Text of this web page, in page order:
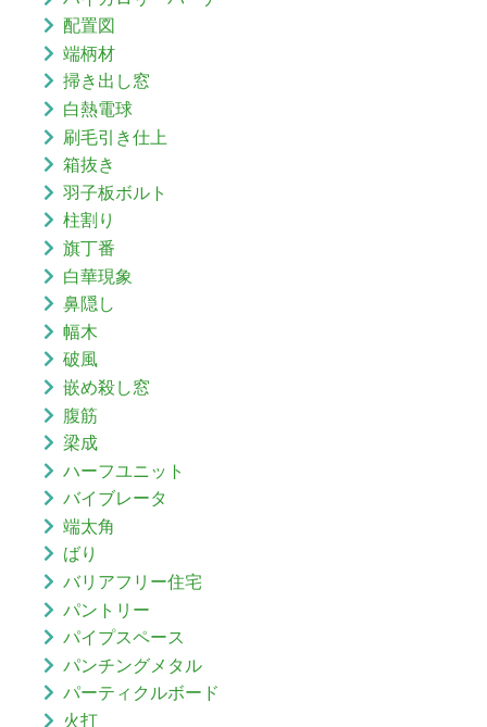
配置図
端柄材
掃き出し窓
白熱電球
刷毛引き仕上
箱抜き
羽子板ボルト
柱割り
旗丁番
白華現象
鼻隠し
幅木
破風
嵌め殺し窓
腹筋
梁成
ハーフユニット
バイブレータ
端太角
ばり
バリアフリー住宅
パントリー
パイプスペース
パンチングメタル
パーティクルボード
火打